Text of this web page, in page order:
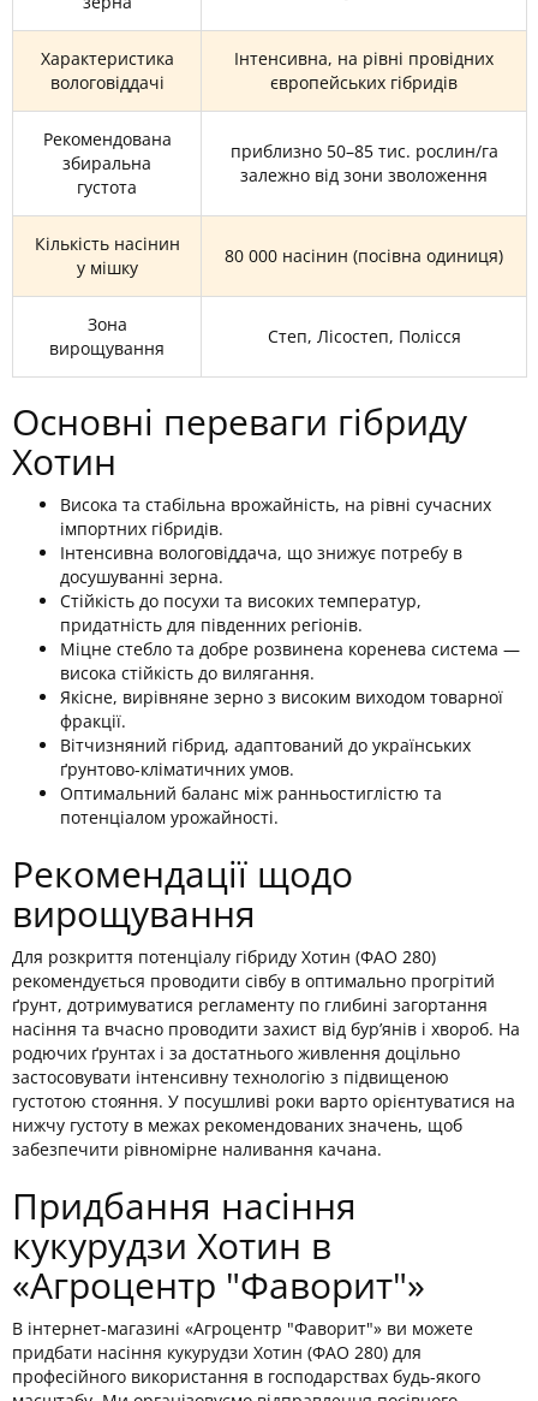
Характеристика
вологовіддачі
Інтенсивна, на рівні провідних
європейських гібридів
Рекомендована
збиральна
густота
приблизно 50–85 тис. рослин/га
залежно від зони зволоження
Кількість насінин
у мішку
80 000 насінин (посівна одиниця)
Зона
вирощування
Степ, Лісостеп, Полісся
Основні переваги гібриду
Хотин
Висока та стабільна врожайність, на рівні сучасних
імпортних гібридів.
Інтенсивна вологовіддача, що знижує потребу в
досушуванні зерна.
Стійкість до посухи та високих температур,
придатність для південних регіонів.
Міцне стебло та добре розвинена коренева система —
висока стійкість до вилягання.
Якісне, вирівняне зерно з високим виходом товарної
фракції.
Вітчизняний гібрид, адаптований до українських
ґрунтово-кліматичних умов.
Оптимальний баланс між ранньостиглістю та
потенціалом урожайності.
Рекомендації щодо
вирощування
Для розкриття потенціалу гібриду Хотин (ФАО 280)
рекомендується проводити сівбу в оптимально прогрітий
ґрунт, дотримуватися регламенту по глибині загортання
насіння та вчасно проводити захист від бур’янів і хвороб. На
родючих ґрунтах і за достатнього живлення доцільно
застосовувати інтенсивну технологію з підвищеною
густотою стояння. У посушливі роки варто орієнтуватися на
нижчу густоту в межах рекомендованих значень, щоб
забезпечити рівномірне наливання качана.
Придбання насіння
кукурудзи Хотин в
«Агроцентр "Фаворит"»
В інтернет-магазині «Агроцентр "Фаворит"» ви можете
придбати насіння кукурудзи Хотин (ФАО 280) для
професійного використання в господарствах будь-якого